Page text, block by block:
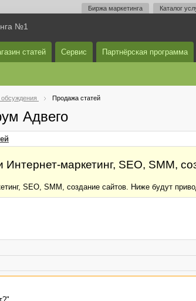
Биржа маркетинга Каталог
№1
статей Сервис Партнёрская программа
Продажа статей
Адвего
Интернет-маркетинг, SEO, SMM,
SEO, SMM, создание сайтов. Ниже будут